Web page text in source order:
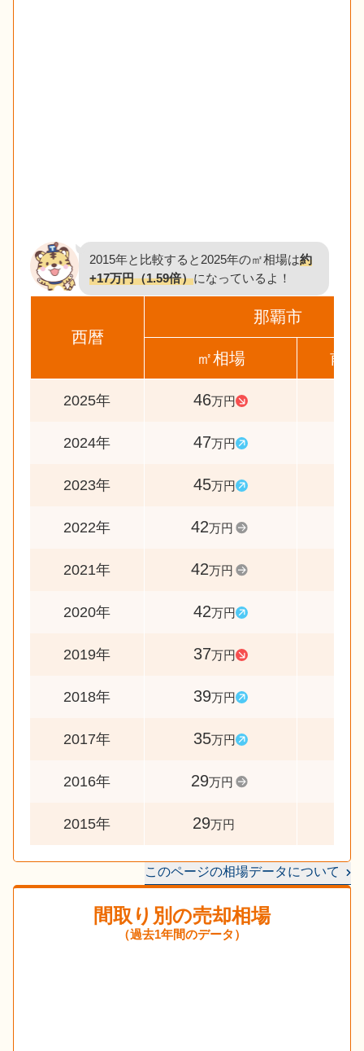
2015年と比較すると2025年の㎡相場は約
+17万円（1.59倍）になっているよ！
西暦
那覇市
㎡相場 前
2025年 46万円
2024年 47万円
2023年 45万円
2022年 42万円
2021年 42万円
2020年 42万円
2019年 37万円
2018年 39万円
2017年 35万円
2016年 29万円
2015年 29万円
このページの相場データについて
間取り別の売却相場
（過去1年間のデータ）